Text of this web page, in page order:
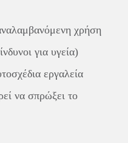
χρήση
για υγεία)
εργαλεία
να σπρώξει το